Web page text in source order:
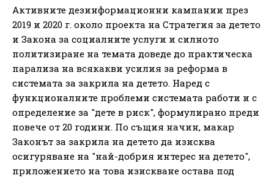
Активните дезинформационни кампании през
2019 и 2020 г. около проекта на Стратегия за детето
и Закона за социалните услуги и силното
политизиране на темата доведе до практическа
парализа на всякакви усилия за реформа в
системата за закрила на детето. Наред с
функционалните проблеми системата работи и с
определение за "дете в риск", формулирано преди
повече от 20 години. По същия начин, макар
Законът за закрила на детето да изисква
осигуряване на "най-добрия интерес на детето",
приложението на това изискване остава под